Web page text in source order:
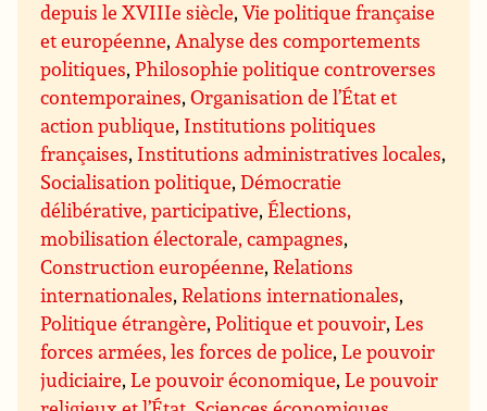
depuis le XVIIIe siècle,Vie politique française
et européenne, Analyse des comportements
politiques,Philosophie politique controverses
contemporaines,Organisation de l’État et
action publique, Institutions politiques
françaises, Institutions administratives locales,
Socialisation politique,Démocratie
délibérative, participative,Élections,
mobilisation électorale, campagnes,
Construction européenne,Relations
internationales,Relations internationales,
Politique étrangère,Politique et pouvoir,Les
forces armées, les forces de police,Le pouvoir
judiciaire,Le pouvoir économique,Le pouvoir